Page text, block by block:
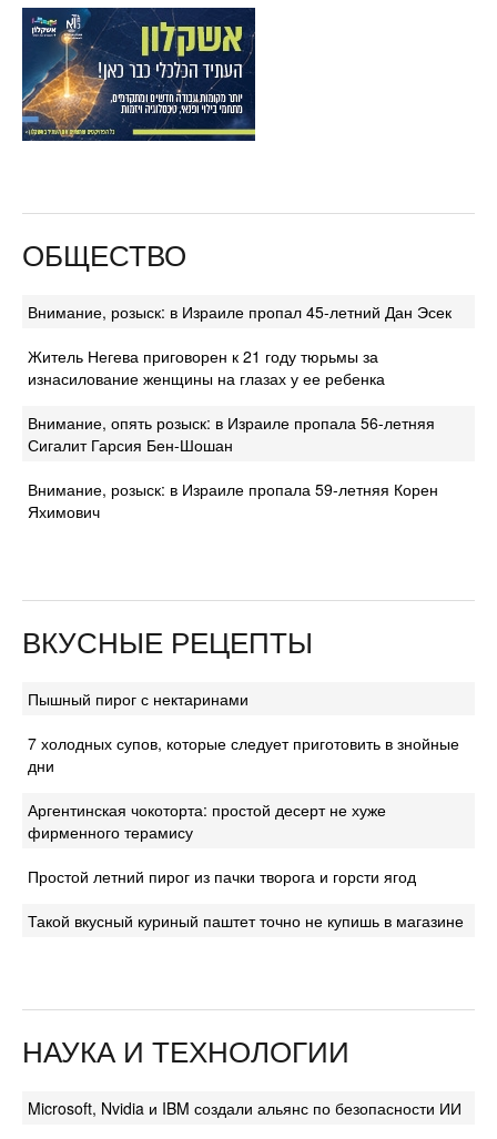
ОБЩЕСТВО
Внимание, розыск: в Израиле пропал 45-летний Дан Эсек
Житель Негева приговорен к 21 году тюрьмы за
изнасилование женщины на глазах у ее ребенка
Внимание, опять розыск: в Израиле пропала 56-летняя
Сигалит Гарсия Бен-Шошан
Внимание, розыск: в Израиле пропала 59-летняя Корен
Яхимович
ВКУСНЫЕ РЕЦЕПТЫ
Пышный пирог с нектаринами
7 холодных супов, которые следует приготовить в знойные
дни
Аргентинская чокоторта: простой десерт не хуже
фирменного терамису
Простой летний пирог из пачки творога и горсти ягод
Такой вкусный куриный паштет точно не купишь в магазине
НАУКА И ТЕХНОЛОГИИ
Microsoft, Nvidia и IBM создали альянс по безопасности ИИ